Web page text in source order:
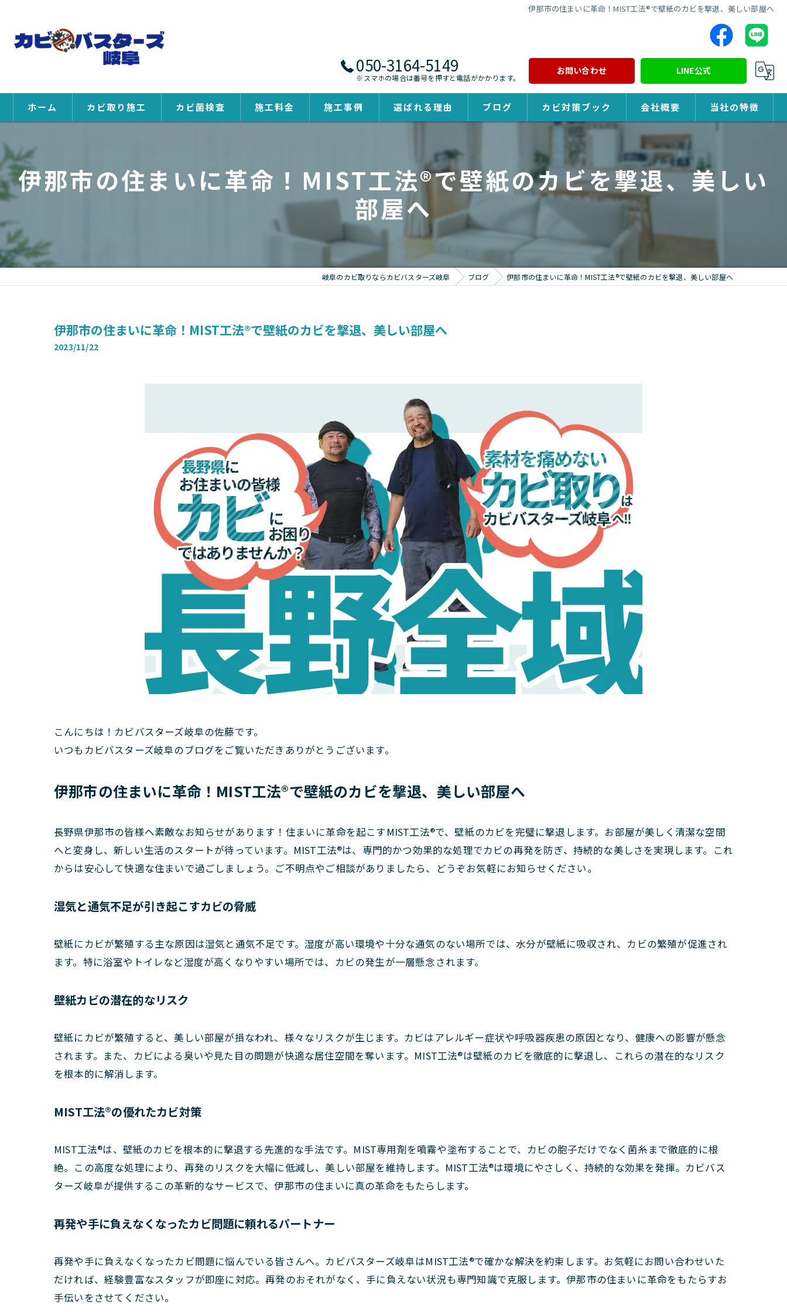
伊那市の住まいに革命！MIST工法®で壁紙のカビを撃退、美しい部屋へ
050-3164-5149
※スマホの場合は番号を押すと電話がかかります。
お問い合わせ LINE公式
ホーム カビ取り施工 カビ菌検査 施工料金 施工事例 選ばれる理由 ブログ カビ対策ブック 会社概要 当社の特徴
除カビ
伊那市の住まいに革命！MIST工法®で壁紙のカビを撃退、美しい
部屋へ
岐阜のカビ取りならカビバスターズ岐阜 ブログ 伊那市の住まいに革命！MIST工法®で壁紙のカビを撃退、美しい部屋へ
伊那市の住まいに革命！MIST工法®で壁紙のカビを撃退、美しい部屋へ
2023/11/22
こんにちは！カビバスターズ岐阜の佐藤です。
いつもカビバスターズ岐阜のブログをご覧いただきありがとうございます。
伊那市の住まいに革命！MIST工法®で壁紙のカビを撃退、美しい部屋へ
長野県伊那市の皆様へ素敵なお知らせがあります！住まいに革命を起こすMIST工法®で、壁紙のカビを完璧に撃退します。お部屋が美しく清潔な空間
へと変身し、新しい生活のスタートが待っています。MIST工法®は、専門的かつ効果的な処理でカビの再発を防ぎ、持続的な美しさを実現します。これ
からは安心して快適な住まいで過ごしましょう。ご不明点やご相談がありましたら、どうぞお気軽にお知らせください。
湿気と通気不足が引き起こすカビの脅威
壁紙にカビが繁殖する主な原因は湿気と通気不足です。湿度が高い環境や十分な通気のない場所では、水分が壁紙に吸収され、カビの繁殖が促進され
ます。特に浴室やトイレなど湿度が高くなりやすい場所では、カビの発生が一層懸念されます。
壁紙カビの潜在的なリスク
壁紙にカビが繁殖すると、美しい部屋が損なわれ、様々なリスクが生じます。カビはアレルギー症状や呼吸器疾患の原因となり、健康への影響が懸念
されます。また、カビによる臭いや見た目の問題が快適な居住空間を奪います。MIST工法®は壁紙のカビを徹底的に撃退し、これらの潜在的なリスク
を根本的に解消します。
MIST工法®の優れたカビ対策
MIST工法®は、壁紙のカビを根本的に撃退する先進的な手法です。MIST専用剤を噴霧や塗布することで、カビの胞子だけでなく菌糸まで徹底的に根
絶。この高度な処理により、再発のリスクを大幅に低減し、美しい部屋を維持します。MIST工法®は環境にやさしく、持続的な効果を発揮。カビバス
ターズ岐阜が提供するこの革新的なサービスで、伊那市の住まいに真の革命をもたらします。
再発や手に負えなくなったカビ問題に頼れるパートナー
再発や手に負えなくなったカビ問題に悩んでいる皆さんへ。カビバスターズ岐阜はMIST工法®で確かな解決を約束します。お気軽にお問い合わせいた
だければ、経験豊富なスタッフが即座に対応。再発のおそれがなく、手に負えない状況も専門知識で克服します。伊那市の住まいに革命をもたらすお
手伝いをさせてください。